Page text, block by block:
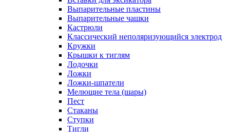
Выпарительные пластины
Выпарительные чашки
Кастрюли
Классический неполяризующийся электрод
Кружки
Крышки к тиглям
Лодочки
Ложки
Ложки-шпатели
Мелющие тела (шары)
Пест
Стаканы
Ступки
Тигли